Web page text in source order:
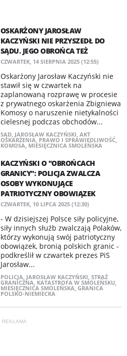
OSKARŻONY JAROSŁAW
KACZYŃSKI NIE PRZYSZEDŁ DO
SĄDU. JEGO OBROŃCA TEŻ
CZWARTEK, 14 SIERPNIA 2025 (12:55)
Oskarżony Jarosław Kaczyński nie
stawił się w czwartek na
zaplanowaną rozprawę w procesie
z prywatnego oskarżenia Zbigniewa
Komosy o naruszenie nietykalności
cielesnej podczas obchodów...
SĄD, JAROSŁAW KACZYŃSKI, AKT
OSKARŻENIA, PRAWO I SPRAWIEDLIWOŚĆ,
KOMOSA, MIESIĘCZNICA SMOLEŃSKA
KACZYŃSKI O "OBROŃCACH
GRANICY": POLICJA ZWALCZA
OSOBY WYKONUJĄCE
PATRIOTYCZNY OBOWIĄZEK
CZWARTEK, 10 LIPCA 2025 (12:30)
- W dzisiejszej Polsce siły policyjne,
siły innych służb zwalczają Polaków,
którzy wykonują swój patriotyczny
obowiązek, bronią polskich granic -
podkreślił w czwartek prezes PiS
Jarosław...
POLICJA, JAROSŁAW KACZYŃSKI, STRAŻ
GRANICZNA, KATASTROFA W SMOLEŃSKU,
MIESIĘCZNICA SMOLEŃSKA, GRANICA
POLSKO-NIEMIECKA
REKLAMA